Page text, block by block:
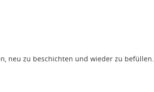
neu zu beschichten und wieder zu befüllen.